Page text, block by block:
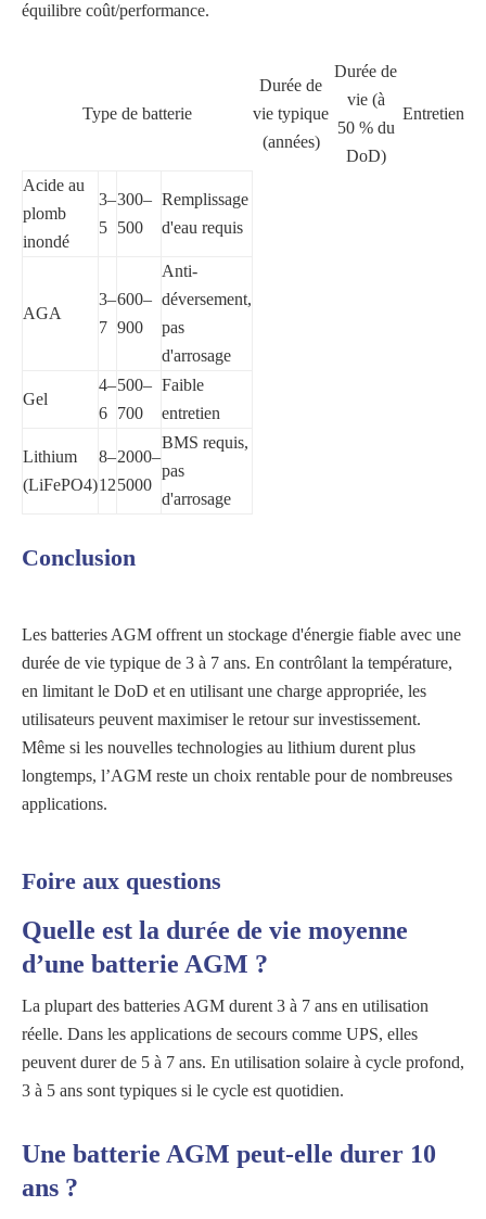
équilibre coût/performance.
Type de batterie
Durée de
vie typique
(années)
Durée de
vie (à
50 % du
DoD)
Entretien
Acide au
plomb
inondé
3–
5
300–
500
Remplissage
d'eau requis
AGA
3–
7
600–
900
Anti-
déversement,
pas
d'arrosage
Gel
4–
6
500–
700
Faible
entretien
Lithium
(LiFePO4)
8–
12
2000–
5000
BMS requis,
pas
d'arrosage
Conclusion
Les batteries AGM offrent un stockage d'énergie fiable avec une
durée de vie typique de 3 à 7 ans. En contrôlant la température,
en limitant le DoD et en utilisant une charge appropriée, les
utilisateurs peuvent maximiser le retour sur investissement.
Même si les nouvelles technologies au lithium durent plus
longtemps, l’AGM reste un choix rentable pour de nombreuses
applications.
Foire aux questions
Quelle est la durée de vie moyenne
d’une batterie AGM ?
La plupart des batteries AGM durent 3 à 7 ans en utilisation
réelle. Dans les applications de secours comme UPS, elles
peuvent durer de 5 à 7 ans. En utilisation solaire à cycle profond,
3 à 5 ans sont typiques si le cycle est quotidien.
Une batterie AGM peut-elle durer 10
ans ?